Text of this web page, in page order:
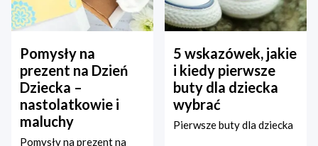
Pomysły na
prezent na Dzień
Dziecka –
nastolatkowie i
maluchy
Pomysły na prezent na
5 wskazówek, jakie
i kiedy pierwsze
buty dla dziecka
wybrać
Pierwsze buty dla dziecka